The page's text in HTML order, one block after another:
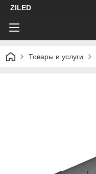
ZILED
Товары и услуги